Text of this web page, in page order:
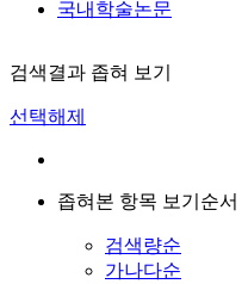
국내학술논문
검색결과 좁혀 보기
선택해제
좁혀본 항목 보기순서
검색량순
가나다순